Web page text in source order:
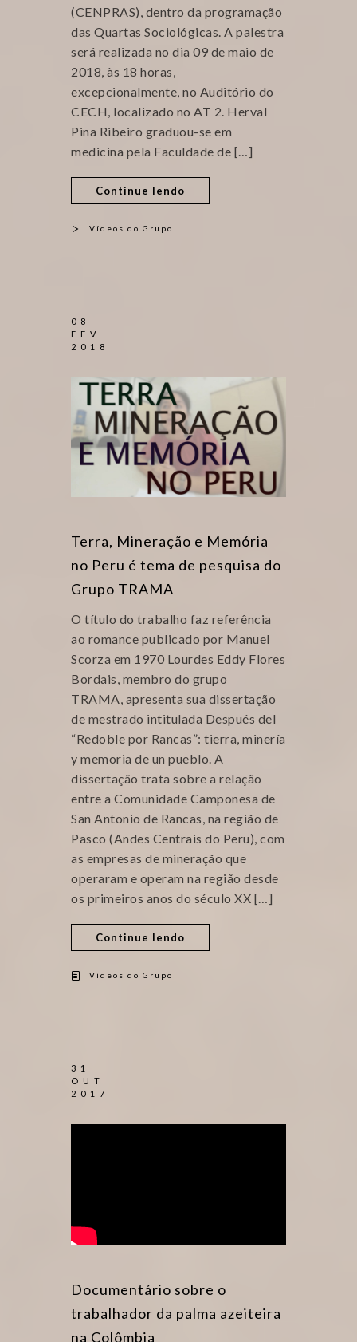
(CENPRAS), dentro da programação
das Quartas Sociológicas. A palestra
será realizada no dia 09 de maio de
2018, às 18 horas,
excepcionalmente, no Auditório do
CECH, localizado no AT 2. Herval
Pina Ribeiro graduou-se em
medicina pela Faculdade de […]
Continue lendo
Vídeos do Grupo
08
FEV
2018
Terra, Mineração e Memória
no Peru é tema de pesquisa do
Grupo TRAMA
O título do trabalho faz referência
ao romance publicado por Manuel
Scorza em 1970 Lourdes Eddy Flores
Bordais, membro do grupo
TRAMA, apresenta sua dissertação
de mestrado intitulada Después del
“Redoble por Rancas”: tierra, minería
y memoria de un pueblo. A
dissertação trata sobre a relação
entre a Comunidade Camponesa de
San Antonio de Rancas, na região de
Pasco (Andes Centrais do Peru), com
as empresas de mineração que
operaram e operam na região desde
os primeiros anos do século XX […]
Continue lendo
Vídeos do Grupo
31
OUT
2017
Documentário sobre o
trabalhador da palma azeiteira
na Colômbia